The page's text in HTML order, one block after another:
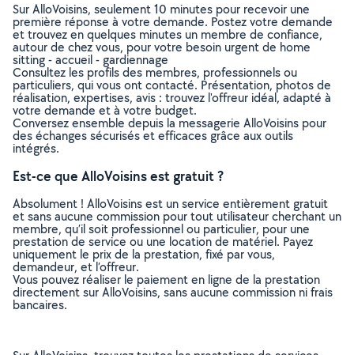
Sur AlloVoisins, seulement 10 minutes pour recevoir une
première réponse à votre demande. Postez votre demande
et trouvez en quelques minutes un membre de confiance,
autour de chez vous, pour votre besoin urgent de home
sitting - accueil - gardiennage
Consultez les profils des membres, professionnels ou
particuliers, qui vous ont contacté. Présentation, photos de
réalisation, expertises, avis : trouvez l'offreur idéal, adapté à
votre demande et à votre budget.
Conversez ensemble depuis la messagerie AlloVoisins pour
des échanges sécurisés et efficaces grâce aux outils
intégrés.
Est-ce que AlloVoisins est gratuit ?
Absolument ! AlloVoisins est un service entièrement gratuit
et sans aucune commission pour tout utilisateur cherchant un
membre, qu’il soit professionnel ou particulier, pour une
prestation de service ou une location de matériel. Payez
uniquement le prix de la prestation, fixé par vous,
demandeur, et l’offreur.
Vous pouvez réaliser le paiement en ligne de la prestation
directement sur AlloVoisins, sans aucune commission ni frais
bancaires.